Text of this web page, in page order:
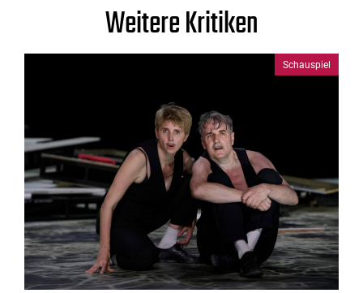
Weitere Kritiken
Schauspiel